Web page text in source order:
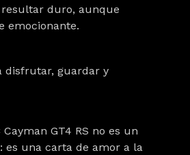
duro, aunque
emocionante.
disfrutar, guardar y
Cayman GT4 RS no es un
es una carta de amor a la